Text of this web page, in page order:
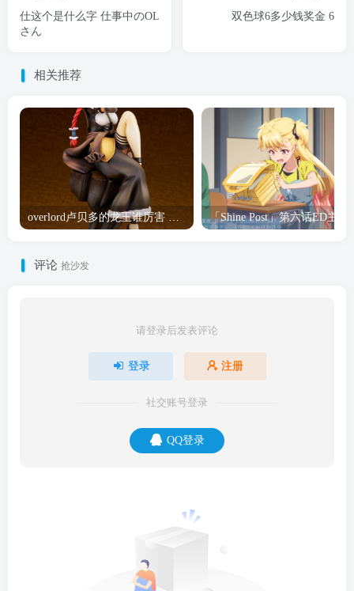
仕这个是什么字 仕事中のOL
さん
双色球6多少钱奖金 6
相关推荐
overlord卢贝多的龙王谁厉害 「Overlord」露普斯蕾琪娜·贝塔手办开订
评论 抢沙发
请登录后发表评论
登录 注册
社交账号登录
QQ登录